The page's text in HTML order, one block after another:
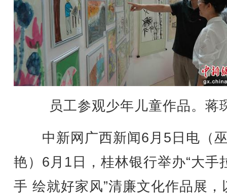
员工参观少年儿童作品。蒋
中新网广西新闻6月5日电（
艳）6月1日，桂林银行举办“大手
手 绘就好家风”清廉文化作品展，